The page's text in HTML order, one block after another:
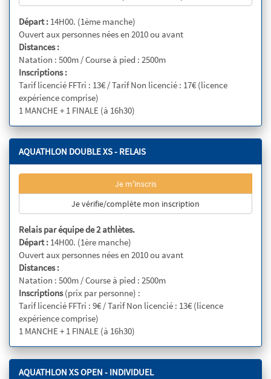
Départ : 14H00. (1ème manche)
Ouvert aux personnes nées en 2010 ou avant
Distances :
Natation : 500m / Course à pied : 2500m
Inscriptions :
Tarif licencié FFTri : 13€ / Tarif Non licencié : 17€ (licence
expérience comprise)
1 MANCHE + 1 FINALE (à 16h30)
AQUATHLON DOUBLE XS - RELAIS
Je m'inscris
Je vérifie/complète mon inscription
Relais par équipe de 2 athlètes.
Départ : 14H00. (1ère manche)
Ouvert aux personnes nées en 2010 ou avant
Distances :
Natation : 500m / Course à pied : 2500m
Inscriptions(prix par personne) :
Tarif licencié FFTri : 9€ / Tarif Non licencié : 13€ (licence
expérience comprise)
1 MANCHE + 1 FINALE (à 16h30)
AQUATHLON XS OPEN - INDIVIDUEL